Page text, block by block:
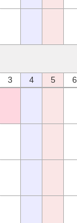
3 4 5 6